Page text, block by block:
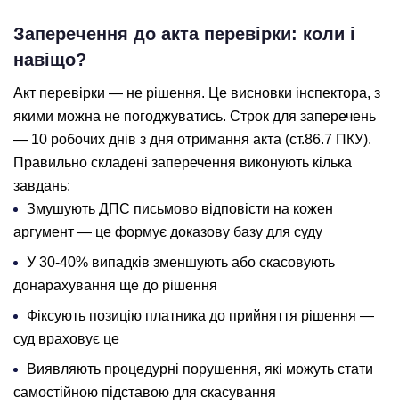
Заперечення до акта перевірки: коли і
навіщо?
Акт перевірки — не рішення. Це висновки інспектора, з
якими можна не погоджуватись. Строк для заперечень
— 10 робочих днів з дня отримання акта (ст.86.7 ПКУ).
Правильно складені заперечення виконують кілька
завдань:
Змушують ДПС письмово відповісти на кожен
аргумент — це формує доказову базу для суду
У 30-40% випадків зменшують або скасовують
донарахування ще до рішення
Фіксують позицію платника до прийняття рішення —
суд враховує це
Виявляють процедурні порушення, які можуть стати
самостійною підставою для скасування